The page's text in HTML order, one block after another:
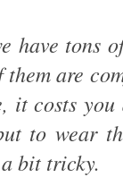
have tons
are
it costs
to wear
bit tricky.